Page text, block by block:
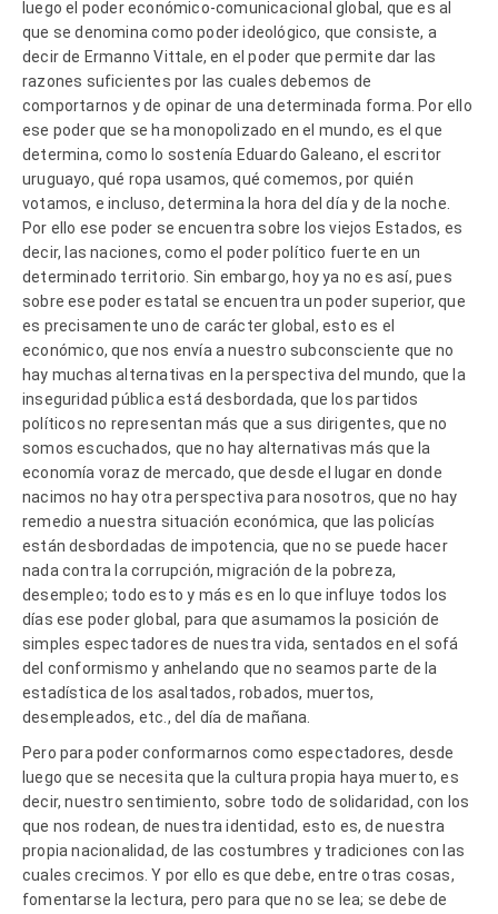
luego el poder económico-comunicacional global, que es al
que se denomina como poder ideológico, que consiste, a
decir de Ermanno Vittale, en el poder que permite dar las
razones suficientes por las cuales debemos de
comportarnos y de opinar de una determinada forma. Por ello
ese poder que se ha monopolizado en el mundo, es el que
determina, como lo sostenía Eduardo Galeano, el escritor
uruguayo, qué ropa usamos, qué comemos, por quién
votamos, e incluso, determina la hora del día y de la noche.
Por ello ese poder se encuentra sobre los viejos Estados, es
decir, las naciones, como el poder político fuerte en un
determinado territorio. Sin embargo, hoy ya no es así, pues
sobre ese poder estatal se encuentra un poder superior, que
es precisamente uno de carácter global, esto es el
económico, que nos envía a nuestro subconsciente que no
hay muchas alternativas en la perspectiva del mundo, que la
inseguridad pública está desbordada, que los partidos
políticos no representan más que a sus dirigentes, que no
somos escuchados, que no hay alternativas más que la
economía voraz de mercado, que desde el lugar en donde
nacimos no hay otra perspectiva para nosotros, que no hay
remedio a nuestra situación económica, que las policías
están desbordadas de impotencia, que no se puede hacer
nada contra la corrupción, migración de la pobreza,
desempleo; todo esto y más es en lo que influye todos los
días ese poder global, para que asumamos la posición de
simples espectadores de nuestra vida, sentados en el sofá
del conformismo y anhelando que no seamos parte de la
estadística de los asaltados, robados, muertos,
desempleados, etc., del día de mañana.
Pero para poder conformarnos como espectadores, desde
luego que se necesita que la cultura propia haya muerto, es
decir, nuestro sentimiento, sobre todo de solidaridad, con los
que nos rodean, de nuestra identidad, esto es, de nuestra
propia nacionalidad, de las costumbres y tradiciones con las
cuales crecimos. Y por ello es que debe, entre otras cosas,
fomentarse la lectura, pero para que no se lea; se debe de